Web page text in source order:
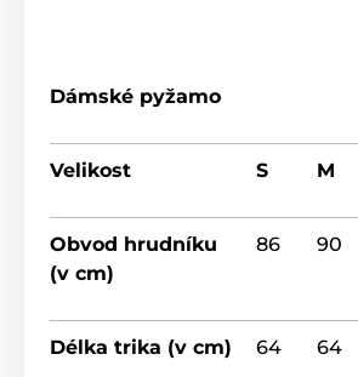
Dámské pyžamo
Velikost S M
Obvod hrudníku
(v cm)
86 90
Délka trika (v cm) 64 64